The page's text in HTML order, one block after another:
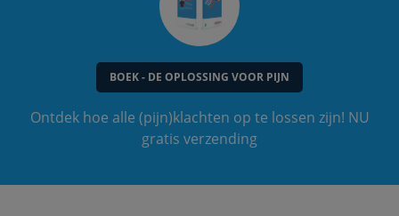
BOEK - DE OPLOSSING VOOR PIJN
Ontdek hoe alle (pijn)klachten op te lossen zijn! NU
gratis verzending